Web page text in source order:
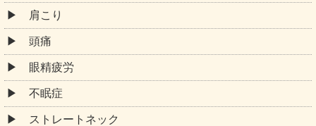
肩こり
頭痛
眼精疲労
不眠症
ストレートネック